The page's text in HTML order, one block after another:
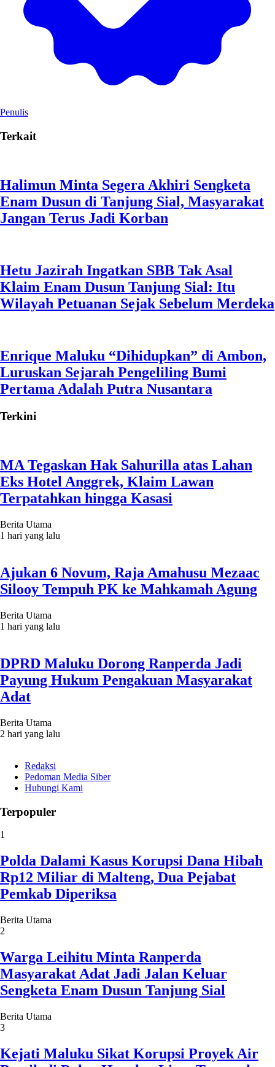
Penulis
Terkait
Halimun Minta Segera Akhiri Sengketa
Enam Dusun di Tanjung Sial, Masyarakat
Jangan Terus Jadi Korban
Hetu Jazirah Ingatkan SBB Tak Asal
Klaim Enam Dusun Tanjung Sial: Itu
Wilayah Petuanan Sejak Sebelum Merdeka
Enrique Maluku “Dihidupkan” di Ambon,
Luruskan Sejarah Pengeliling Bumi
Pertama Adalah Putra Nusantara
Terkini
MA Tegaskan Hak Sahurilla atas Lahan
Eks Hotel Anggrek, Klaim Lawan
Terpatahkan hingga Kasasi
Berita Utama
1 hari yang lalu
Ajukan 6 Novum, Raja Amahusu Mezaac
Silooy Tempuh PK ke Mahkamah Agung
Berita Utama
1 hari yang lalu
DPRD Maluku Dorong Ranperda Jadi
Payung Hukum Pengakuan Masyarakat
Adat
Berita Utama
2 hari yang lalu
Redaksi
Pedoman Media Siber
Hubungi Kami
Terpopuler
1
Polda Dalami Kasus Korupsi Dana Hibah
Rp12 Miliar di Malteng, Dua Pejabat
Pemkab Diperiksa
Berita Utama
2
Warga Leihitu Minta Ranperda
Masyarakat Adat Jadi Jalan Keluar
Sengketa Enam Dusun Tanjung Sial
Berita Utama
3
Kejati Maluku Sikat Korupsi Proyek Air